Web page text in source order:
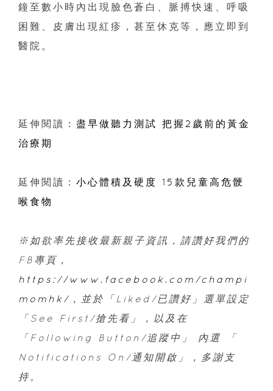
鐘至數小時內出現臉色蒼白、脈搏快速、呼吸
困難、皮膚出現紅疹，甚至休克等，應立即到
醫院。
延伸閱讀： 盡早做聽力測試 把握2歲前的黃金
治療期
延伸閱讀： 小心體積及硬度 15款兒童高危骾
喉食物
※如欲率先接收最新親子資訊， 請讚好我們的
FB專頁，
https://www.facebook.com/champi
momhk/ ，並於「Liked/已讚好」選單設定
「See First/搶先看」，以及在
「Following Button/追蹤中」 內選 「
Notifications On/通知開啟」，多謝支
持。